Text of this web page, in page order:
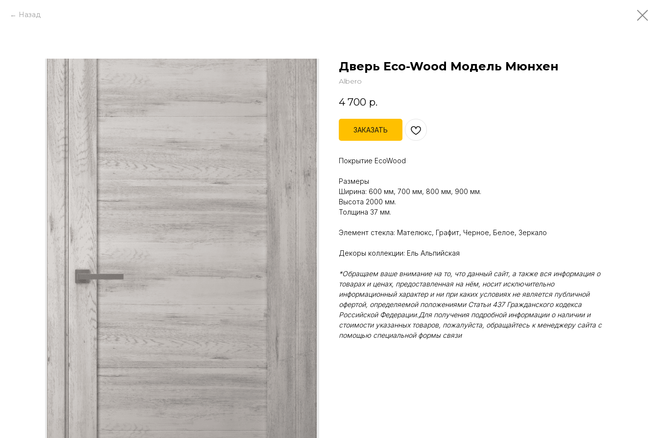
Назад
Дверь Eco-Wood Модель Мюнхен
Аlbero
4 700 р.
ЗАКАЗАТЬ
Покрытие EcoWood
Размеры
Ширина: 600 мм, 700 мм, 800 мм, 900 мм.
Высота 2000 мм.
Толщина 37 мм.
Элемент стекла: Мателюкс, Графит, Черное, Белое, Зеркало
Декоры коллекции: Ель Альпийская
*Обращаем ваше внимание на то, что данный сайт, а также вся информация о
товарах и ценах, предоставленная на нём, носит исключительно
информационный характер и ни при каких условиях не является публичной
офертой, определяемой положениями Статьи 437 Гражданского кодекса
Российской Федерации.Для получения подробной информации о наличии и
стоимости указанных товаров, пожалуйста, обращайтесь к менеджеру сайта с
помощью специальной формы связи